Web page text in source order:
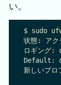
い。
$ sudo
状態: アク
ロギング:
Default:
新しいプ